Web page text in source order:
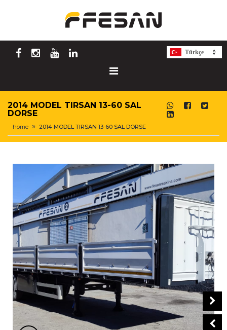
Türkçe
2014 MODEL TIRSAN 13-60 SAL
DORSE
home 2014 MODEL TIRSAN 13-60 SAL DORSE